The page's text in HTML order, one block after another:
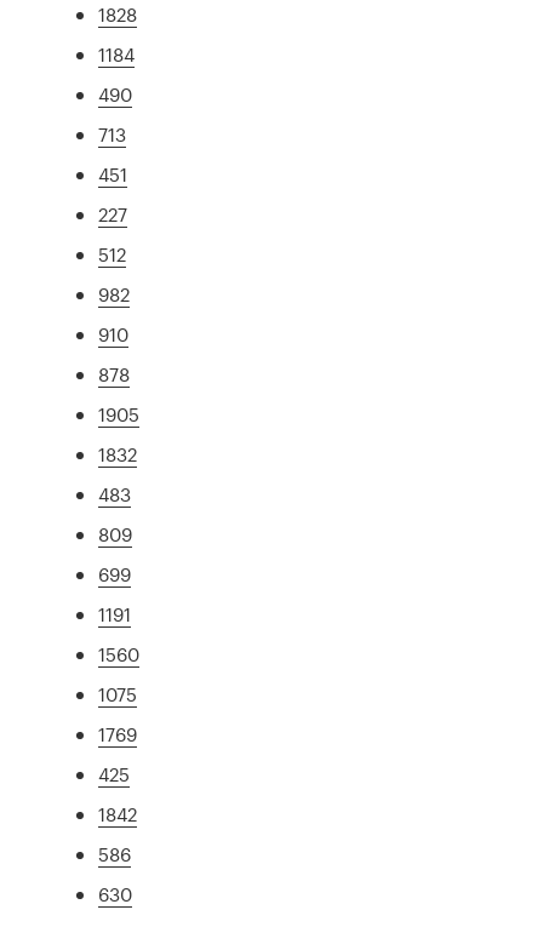
1828
1184
490
713
451
227
512
982
910
878
1905
1832
483
809
699
1191
1560
1075
1769
425
1842
586
630